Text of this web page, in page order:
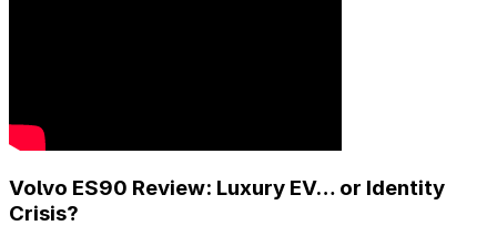
Volvo ES90 Review: Luxury EV… or Identity
Crisis?